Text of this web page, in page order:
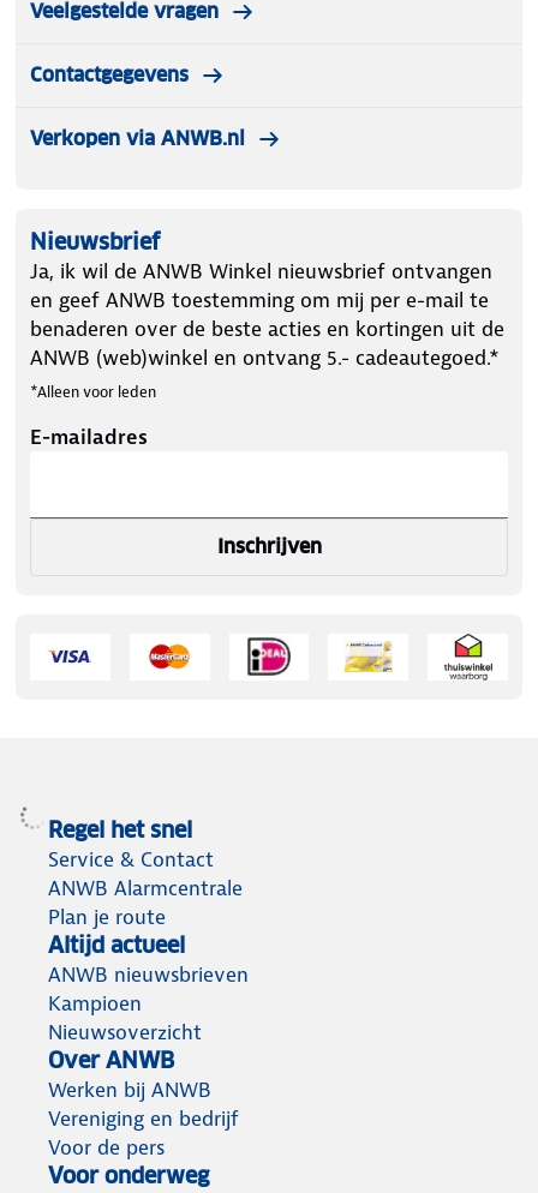
Veelgestelde vragen
Contactgegevens
Verkopen via ANWB.nl
Nieuwsbrief
Ja, ik wil de ANWB Winkel nieuwsbrief ontvangen
en geef ANWB toestemming om mij per e-mail te
benaderen over de beste acties en kortingen uit de
ANWB (web)winkel en ontvang 5.- cadeautegoed.*
*Alleen voor leden
E-mailadres
Inschrijven
Regel het snel
Service & Contact
ANWB Alarmcentrale
Plan je route
Altijd actueel
ANWB nieuwsbrieven
Kampioen
Nieuwsoverzicht
Over ANWB
Werken bij ANWB
Vereniging en bedrijf
Voor de pers
Voor onderweg